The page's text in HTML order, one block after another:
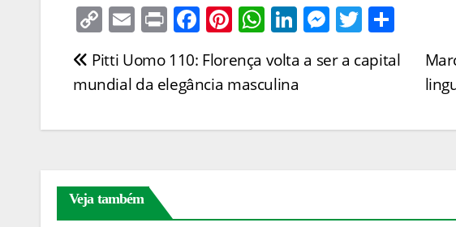
C
o
p
y
Li
E
ai
l
Pr
in
t
F
a
c
e
b
Pi
er
e
st
W
at
s
A
Li
k
e
dI
M
ss
n
T
w
itt
h
ar
Navegação
de
Post
Pitti Uomo 110: Florença volta a ser a capital
mundial da elegância masculina
Veja também